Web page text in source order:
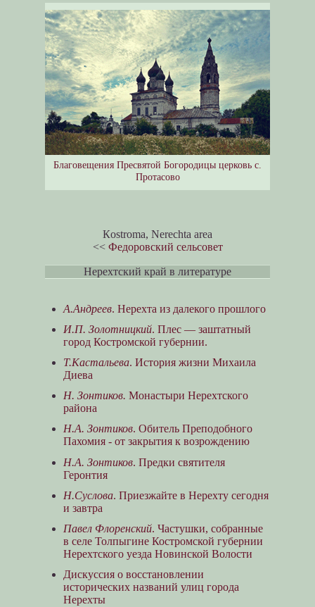
Благовещения Пресвятой Богородицы церковь c.
Протасово
Кostroma, Nerechta area
<< Федоровский сельсовет
Нерехтский край в литературе
А.Андреев. Нерехта из далекого прошлого
И.П. Золотницкий. Плес — заштатный
город Костромской губернии.
Т.Кастальева. История жизни Михаила
Диева
Н. Зонтиков. Монастыри Нерехтского
района
Н.А. Зонтиков. Обитель Преподобного
Пахомия - от закрытия к возрождению
Н.А. Зонтиков. Предки святителя
Геронтия
Н.Суслова. Приезжайте в Нерехту сегодня
и завтра
Павел Флоренский. Частушки, собранные
в селе Толпыгине Костромской губернии
Нерехтского уезда Новинской Волости
Дискуссия о восстановлении
исторических названий улиц города
Нерехты